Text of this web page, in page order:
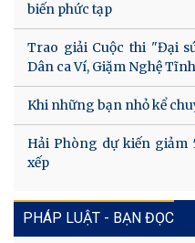
biến phức tạp
Trao giải Cuộc thi "Đại
Dân ca Ví, Giặm Nghệ
Khi những bạn nhỏ kể
Hải Phòng dự kiến giảm
xếp
PHÁP LUẬT - BẠN ĐỌC